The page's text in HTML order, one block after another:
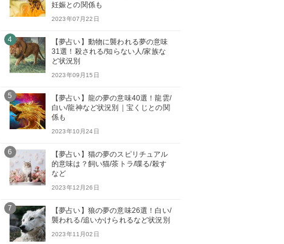
妊娠との関係も
2023年07月22日
4
【夢占い】動物に襲われる夢の意味
31選！殺される/知らない人/家族な
ど状況別
2023年09月15日
5
【夢占い】龍の夢の意味40選！龍雲/
白い/龍神など状況別｜宝くじとの関
係も
2023年10月24日
6
【夢占い】猫の夢のスピリチュアル
的意味は？飼い猫/茶トラ/喋る/殺す
など
2023年12月26日
7
【夢占い】狼の夢の意味26選！白い/
襲われる/追いかけられるなど状況別
2023年11月02日